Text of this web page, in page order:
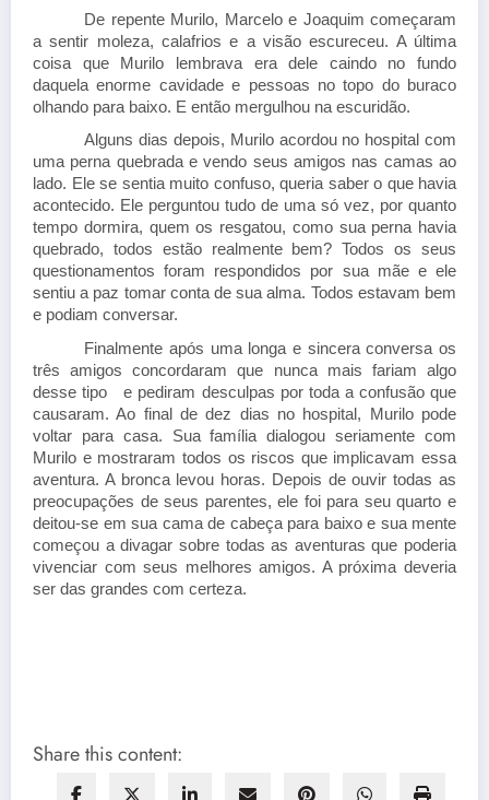
De repente Murilo, Marcelo e Joaquim começaram
a sentir moleza, calafrios e a visão escureceu. A última
coisa que Murilo lembrava era dele caindo no fundo
daquela enorme cavidade e pessoas no topo do buraco
olhando para baixo. E então mergulhou na escuridão.
Alguns dias depois, Murilo acordou no hospital com
uma perna quebrada e vendo seus amigos nas camas ao
lado. Ele se sentia muito confuso, queria saber o que havia
acontecido. Ele perguntou tudo de uma só vez, por quanto
tempo dormira, quem os resgatou, como sua perna havia
quebrado, todos estão realmente bem? Todos os seus
questionamentos foram respondidos por sua mãe e ele
sentiu a paz tomar conta de sua alma. Todos estavam bem
e podiam conversar.
Finalmente após uma longa e sincera conversa os
três amigos concordaram que nunca mais fariam algo
desse tipo e pediram desculpas por toda a confusão que
causaram. Ao final de dez dias no hospital, Murilo pode
voltar para casa. Sua família dialogou seriamente com
Murilo e mostraram todos os riscos que implicavam essa
aventura. A bronca levou horas. Depois de ouvir todas as
preocupações de seus parentes, ele foi para seu quarto e
deitou-se em sua cama de cabeça para baixo e sua mente
começou a divagar sobre todas as aventuras que poderia
vivenciar com seus melhores amigos. A próxima deveria
ser das grandes com certeza.
Share this content: